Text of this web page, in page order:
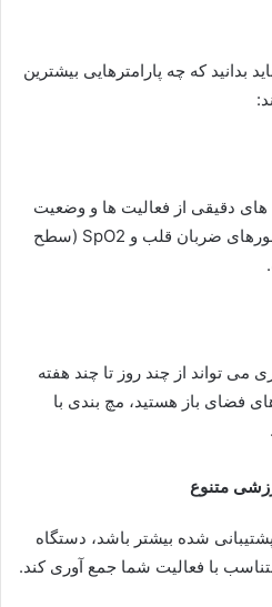
بدانید که چه پارامترهایی بیشترین
های دقیقی از فعالیت ها و وضعیت
بدن ثبت کند. این دقت در سنسورهای ضربان قلب و SpO2 (سطح
می تواند از چند روز تا چند هفته
فضای باز هستید، مچ بندی با
متنوع
شده بیشتر باشد، دستگاه
با فعالیت شما جمع آوری کند.